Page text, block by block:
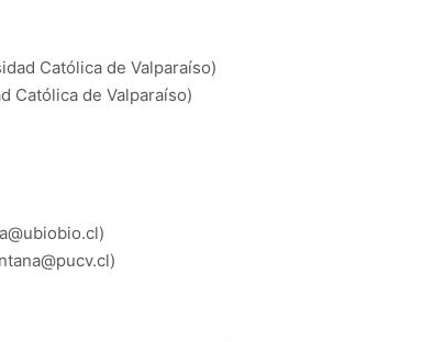
Católica de Valparaíso)
Católica de Valparaíso)